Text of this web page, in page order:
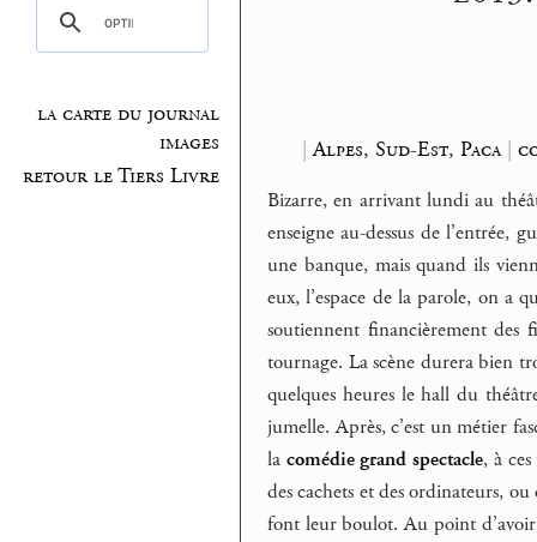
la carte du journal
images
retour le Tiers Livre
|Alpes, Sud-Est, Paca|
Bizarre, en arrivant lundi au
enseigne au-dessus de l’entrée,
une banque, mais quand ils
eux, l’espace de la parole, on a
soutiennent financièrement des
tournage. La scène durera bien
quelques heures le hall du
jumelle. Après, c’est un métier
la comédie grand spectacle, à
des cachets et des ordinateurs,
font leur boulot. Au point d’avoir